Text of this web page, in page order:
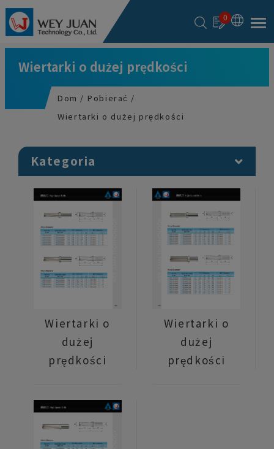
0
Wiertarki o dużej prędkości
Dom
Pobierać
Wiertarki o dużej prędkości
Kategoria
Wiertarki o
dużej
prędkości
Wiertarki o
dużej
prędkości
Panel zarządzania plikami cookies